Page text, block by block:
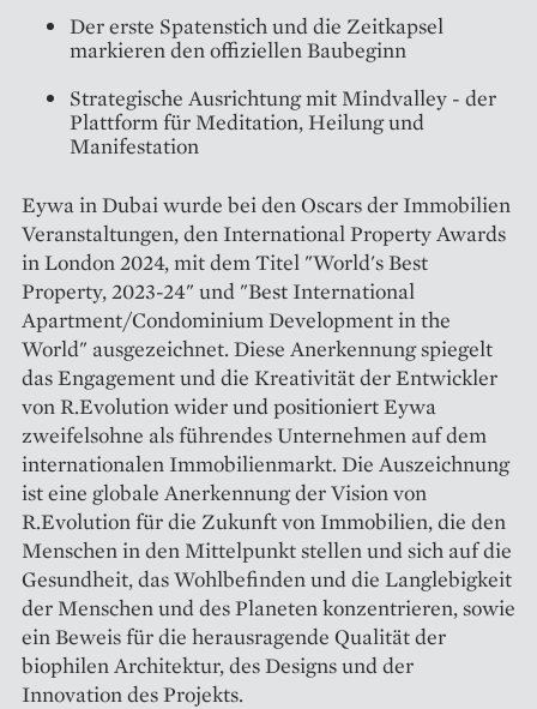
Der erste Spatenstich und die Zeitkapsel
markieren den offiziellen Baubeginn
Strategische Ausrichtung mit Mindvalley - der
Plattform für Meditation, Heilung und
Manifestation
Eywa in Dubai wurde bei den Oscars der Immobilien
Veranstaltungen, den International Property Awards
in London 2024, mit dem Titel "World's Best
Property, 2023-24" und "Best International
Apartment/Condominium Development in the
World" ausgezeichnet. Diese Anerkennung spiegelt
das Engagement und die Kreativität der Entwickler
von R.Evolution wider und positioniert Eywa
zweifelsohne als führendes Unternehmen auf dem
internationalen Immobilienmarkt. Die Auszeichnung
ist eine globale Anerkennung der Vision von
R.Evolution für die Zukunft von Immobilien, die den
Menschen in den Mittelpunkt stellen und sich auf die
Gesundheit, das Wohlbefinden und die Langlebigkeit
der Menschen und des Planeten konzentrieren, sowie
ein Beweis für die herausragende Qualität der
biophilen Architektur, des Designs und der
Innovation des Projekts.